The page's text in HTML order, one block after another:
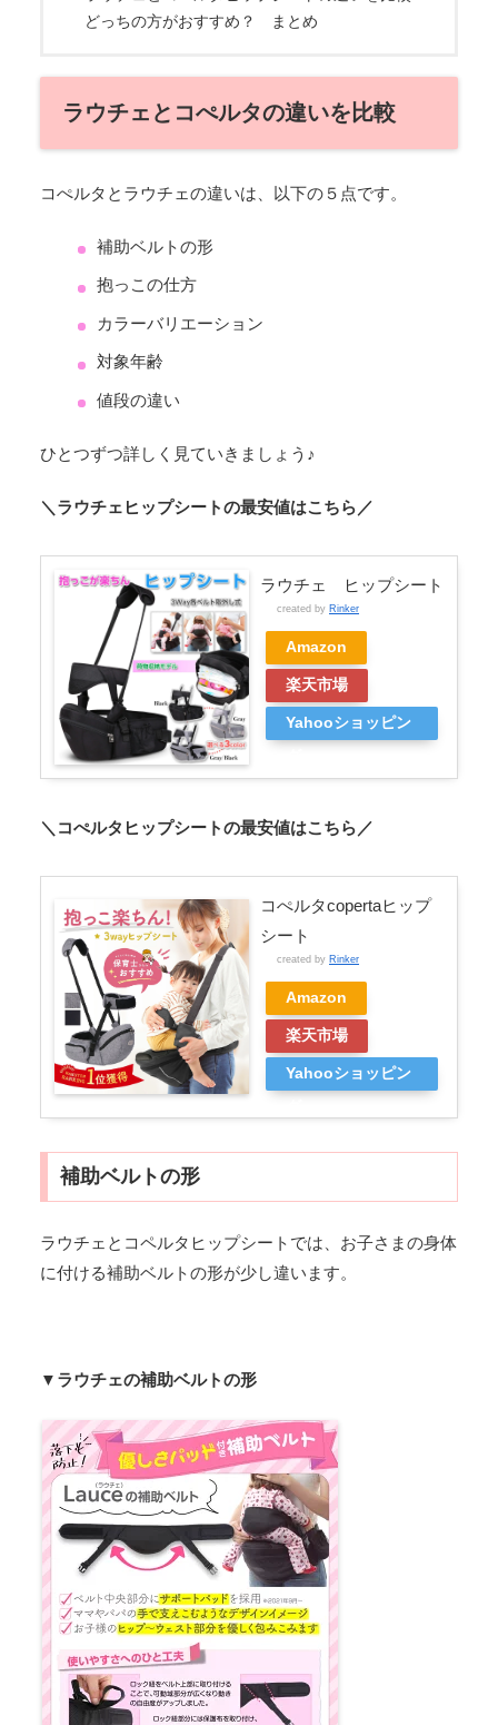
どっちの方がおすすめ？ まとめ
ラウチェとコぺルタの違いを比較
コぺルタとラウチェの違いは、以下の５点です。
補助ベルトの形
抱っこの仕方
カラーバリエーション
対象年齢
値段の違い
ひとつずつ詳しく見ていきましょう♪
＼ラウチェヒップシートの最安値はこちら／
ラウチェ ヒップシート
created by Rinker
Amazon
楽天市場
Yahooショッピン
＼コぺルタヒップシートの最安値はこちら／
コぺルタcopertaヒップ
シート
created by Rinker
Amazon
楽天市場
Yahooショッピン
補助ベルトの形
ラウチェとコペルタヒップシートでは、お子さまの身体
に付ける補助ベルトの形が少し違います。
▼ラウチェの補助ベルトの形